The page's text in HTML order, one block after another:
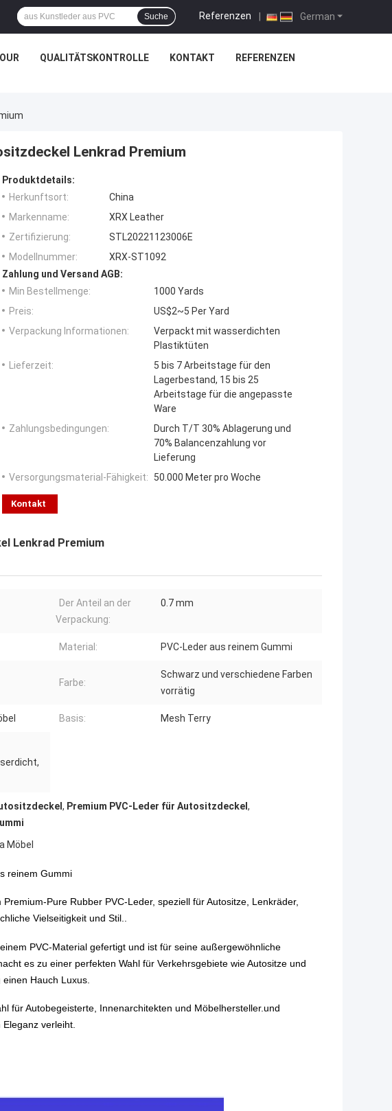
German
Referenzen |
Suche
QUALITÄTSKONTROLLE KONTAKT REFERENZEN
Lenkrad Premium
Produktdetails:
Herkunftsort:
China
Markenname:
XRX Leather
Zertifizierung:
STL20221123006E
Modellnummer:
XRX-ST1092
Zahlung und Versand AGB:
Min Bestellmenge:
1000 Yards
Preis:
US$2~5 Per Yard
Verpackung Informationen:
Verpackt mit wasserdichten
Plastiktüten
Lieferzeit:
5 bis 7 Arbeitstage für den
Lagerbestand, 15 bis 25
Arbeitstage für die angepasste
Ware
Zahlungsbedingungen:
Durch T/T 30% Ablagerung und
70% Balancenzahlung vor
Lieferung
Versorgungsmaterial-Fähigkeit:
50.000 Meter pro Woche
Kontakt
Lenkrad Premium
Der Anteil an der
Verpackung:
0.7 mm
Material: PVC-Leder aus reinem Gummi
Farbe:
Schwarz und verschiedene Farben
vorrätig
Basis: Mesh Terry
, Premium PVC-Leder für Autositzdeckel ,
Möbel
reinem Gummi
Pure Rubber PVC-Leder, speziell für Autositze, Lenkräder,
Vielseitigkeit und Stil..
PVC-Material gefertigt und ist für seine außergewöhnliche
es zu einer perfekten Wahl für Verkehrsgebiete wie Autositze und
Hauch Luxus.
für Autobegeisterte, Innenarchitekten und Möbelhersteller.und
verleiht.